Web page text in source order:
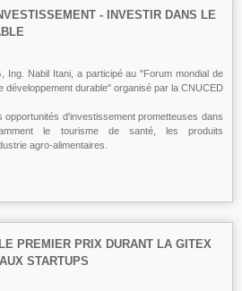
- INVESTIR DANS LE
Ing. Nabil Itani, a participé au "Forum mondial de
développement durable" organisé par la CNUCED
d'investissement prometteuses dans
le tourisme de santé, les produits
agro-alimentaires.
PREMIER PRIX DURANT LA GITEX
STARTUPS